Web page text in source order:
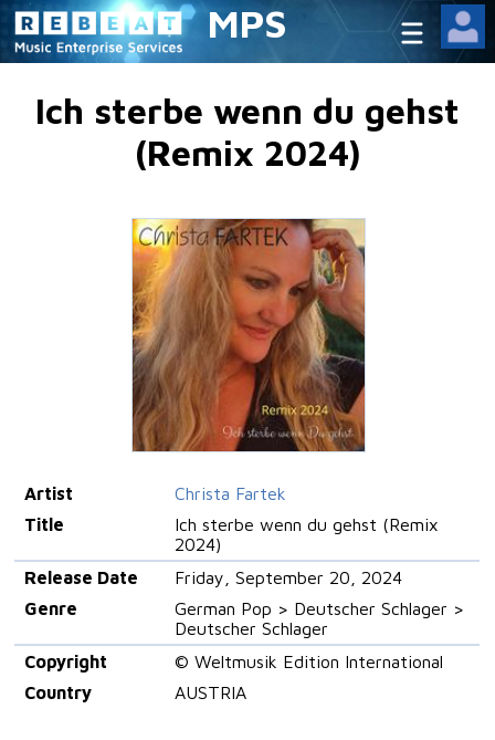
MPS
Ich sterbe wenn du gehst
(Remix 2024)
Artist
Christa Fartek
Title
Ich sterbe wenn du gehst (Remix
2024)
Release Date
Friday, September 20, 2024
Genre
German Pop > Deutscher Schlager >
Deutscher Schlager
Copyright
© Weltmusik Edition International
Country
AUSTRIA